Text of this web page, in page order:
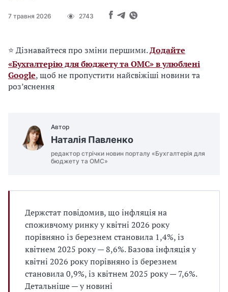
7 травня 2026 2743
⭐ Дізнавайтеся про зміни першими.Додайте
«Бухгалтерію для бюджету та ОМС» в улюблені
Google, щоб не пропустити найсвіжіші новини та
роз’яснення
Автор
Наталія Павленко
редактор стрічки новин порталу «Бухгалтерія для
бюджету та ОМС»
Держстат повідомив, що інфляція на
споживчому ринку у квітні 2026 року
порівняно із березнем становила 1,4%, із
квітнем 2025 року — 8,6%. Базова інфляція у
квітні 2026 року порівняно із березнем
становила 0,9%, із квітнем 2025 року — 7,6%.
Детальніше — у новині